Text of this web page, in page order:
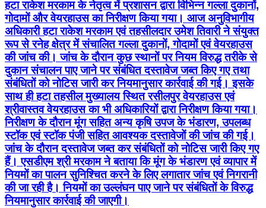
हटा राकेश मरकाम के नेतृत्व में प्रशासन द्वारा विभिन्न गल्ला दुकानों,
गोदामों और वेयरहाउस का निरीक्षण किया गया। आज अनुविभागीय
अधिकारी हटा राकेश मरकाम एवं तहसीलदार उमेश तिवारी ने संयुक्त
रूप से रनेह क्षेत्र में संचालित गल्ला दुकानों, गोदामों एवं वेयरहाउस
की जांच की। जांच के दौरान कुछ स्थानों पर नियम विरुद्ध तरीके से
दुकान संचालन पाए जाने पर संबंधित दस्तावेज जब्त किए गए तथा
संबंधितों को नोटिस जारी कर नियमानुसार कार्रवाई की गई। इसके
साथ ही हटा तहसील मुख्यालय स्थित रसीलपुर वेयरहाउस एवं
श्रीवास्तव वेयरहाउस का भी अधिकारियों द्वारा निरीक्षण किया गया।
निरीक्षण के दौरान मूंग सहित अन्य कृषि उपज के भंडारण, उपलब्ध
स्टॉक एवं स्टॉक पंजी सहित आवश्यक दस्तावेजों की जांच की गई।
जांच के दौरान दस्तावेज जब्त कर संबंधितों को नोटिस जारी किए गए
हैं। एसडीएम श्री मरकाम ने बताया कि मूंग के भंडारण एवं व्यापार में
नियमों का पालन सुनिश्चित करने के लिए लगातार जांच एवं निगरानी
की जा रही है। नियमों का उल्लंघन पाए जाने पर संबंधितों के विरुद्ध
नियमानुसार कार्रवाई की जाएगी।